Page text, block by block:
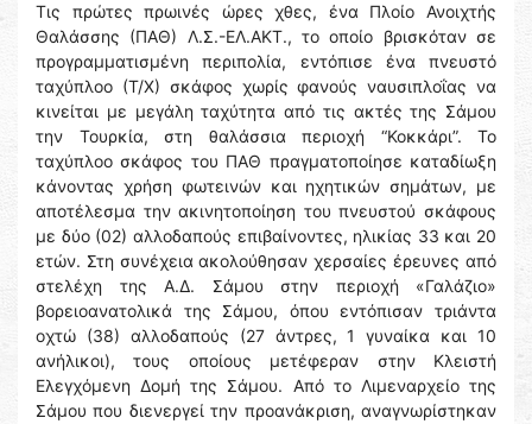
Τις πρώτες πρωινές ώρες χθες, ένα Πλοίο Ανοιχτής
Θαλάσσης (ΠΑΘ) Λ.Σ.-ΕΛ.ΑΚΤ., το οποίο βρισκόταν σε
προγραμματισμένη περιπολία, εντόπισε ένα πνευστό
ταχύπλοο (Τ/Χ) σκάφος χωρίς φανούς ναυσιπλοΐας να
κινείται με μεγάλη ταχύτητα από τις ακτές της Σάμου
την Τουρκία, στη θαλάσσια περιοχή “Κοκκάρι”. Το
ταχύπλοο σκάφος του ΠΑΘ πραγματοποίησε καταδίωξη
κάνοντας χρήση φωτεινών και ηχητικών σημάτων, με
αποτέλεσμα την ακινητοποίηση του πνευστού σκάφους
με δύο (02) αλλοδαπούς επιβαίνοντες, ηλικίας 33 και 20
ετών. Στη συνέχεια ακολούθησαν χερσαίες έρευνες από
στελέχη της Α.Δ. Σάμου στην περιοχή «Γαλάζιο»
βορειοανατολικά της Σάμου, όπου εντόπισαν τριάντα
οχτώ (38) αλλοδαπούς (27 άντρες, 1 γυναίκα και 10
ανήλικοι), τους οποίους μετέφεραν στην Κλειστή
Ελεγχόμενη Δομή της Σάμου. Από το Λιμεναρχείο της
Σάμου που διενεργεί την προανάκριση, αναγνωρίστηκαν